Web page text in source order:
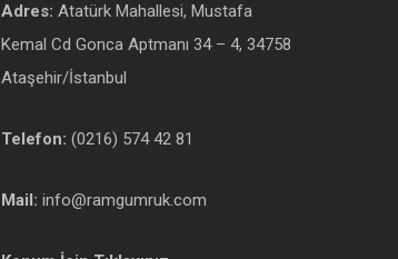
Adres: Atatürk Mahallesi, Mustafa
Kemal Cd Gonca Aptmanı 34 – 4, 34758
Ataşehir/İstanbul
Telefon: (0216) 574 42 81
Mail: info@ramgumruk.com